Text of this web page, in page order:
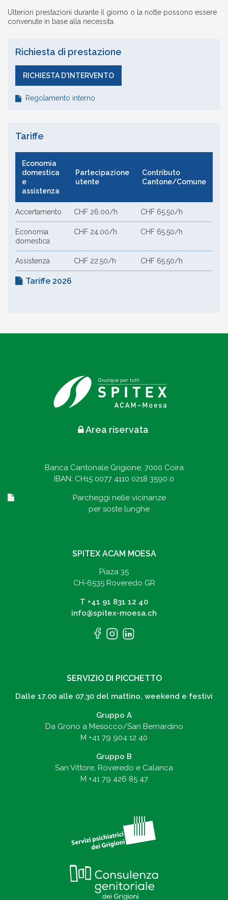
Ulteriori prestazioni durante il giorno o la notte possono essere
convenute in base alla necessita.
Richiesta di prestazione
RICHIESTA D'INTERVENTO
Regolamento interno
Tariffe
Economia
domestica
e
assistenza
Partecipazione
utente
Contributo
Cantone/Comune
Accertamento CHF 26.00/h CHF 65.50/h
Economia
domestica
CHF 24.00/h CHF 65.50/h
Assistenza CHF 22.50/h CHF 65.50/h
Tariffe 2026
Area riservata
Banca Cantonale Grigione, 7000 Coira
IBAN: CH15 0077 4110 0218 3590 0
Parcheggi nelle vicinanze
per soste lunghe
SPITEX ACAM MOESA
Piaza 35
CH-6535 Roveredo GR
T +41 91 831 12 40
info@spitex-moesa.ch
SERVIZIO DI PICCHETTO
Dalle 17.00 alle 07.30 del mattino, weekend e festivi
Gruppo A
Da Grono a Mesocco/San Bernardino
M +41 79 904 12 40
Gruppo B
San Vittore, Roveredo e Calanca
M +41 79 426 85 47